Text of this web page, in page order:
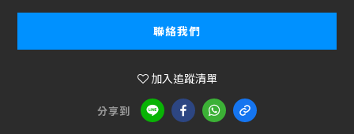
聯絡我們
加入追蹤清單
分享到